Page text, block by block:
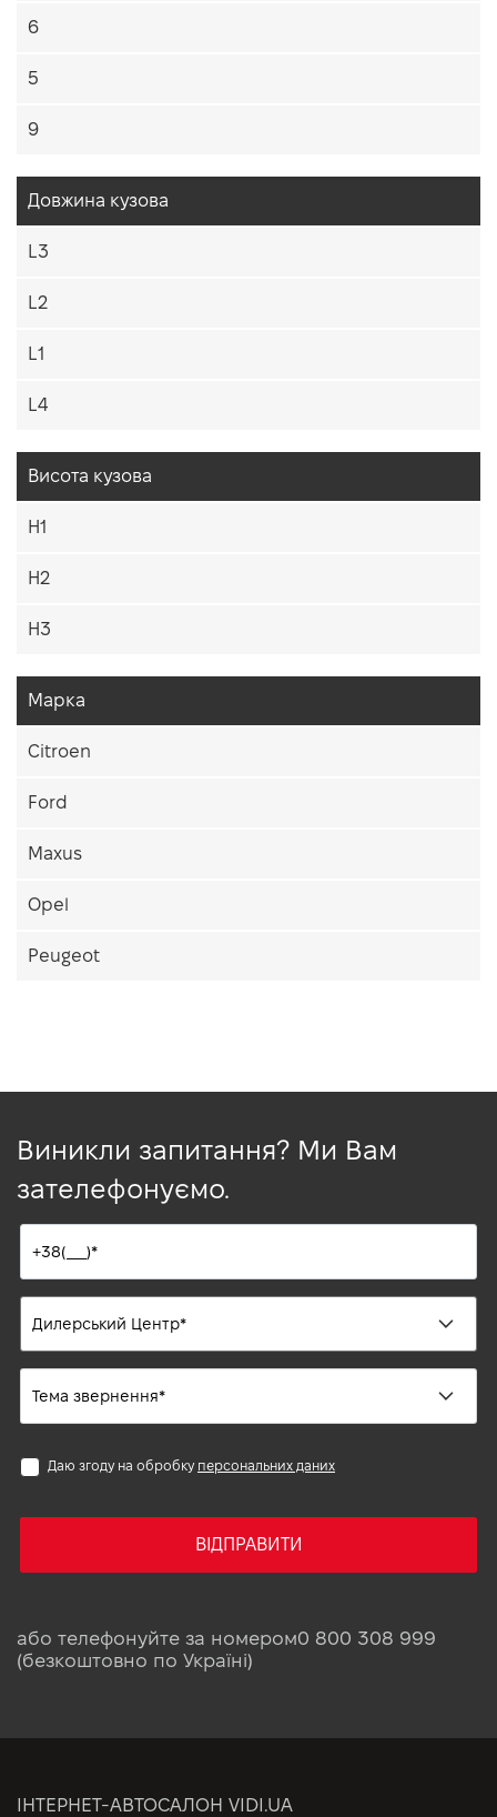
6
5
9
Довжина кузова
L3
L2
L1
L4
Висота кузова
H1
H2
H3
Марка
Citroen
Ford
Maxus
Opel
Peugeot
Виникли запитання? Ми Вам
зателефонуємо.
Даю згоду на обробку персональних даних
ВІДПРАВИТИ
або телефонуйте за номером0 800 308 999
(безкоштовно по Україні)
ІНТЕРНЕТ-АВТОСАЛОН VIDI.UA